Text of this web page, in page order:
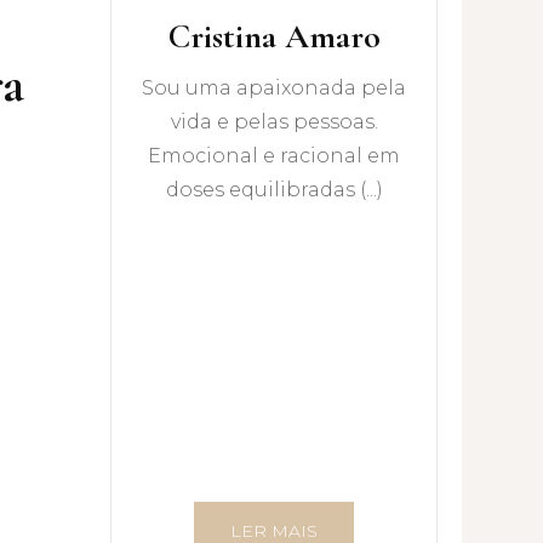
Cristina Amaro
Sou uma apaixonada pela
vida e pelas pessoas.
Emocional e racional em
doses equilibradas (...)
LER MAIS